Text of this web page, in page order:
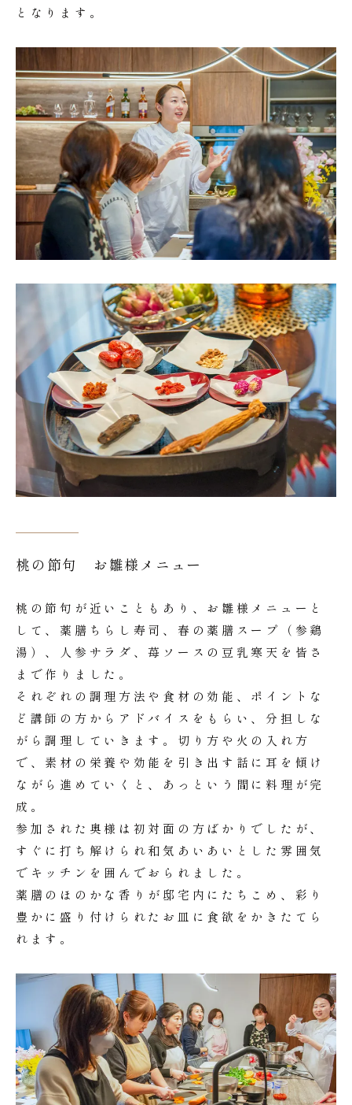
となります。
桃の節句 お雛様メニュー
桃の節句が近いこともあり、お雛様メニューと
して、薬膳ちらし寿司、春の薬膳スープ（参鶏
湯）、人参サラダ、苺ソースの豆乳寒天を皆さ
まで作りました。
それぞれの調理方法や食材の効能、ポイントな
ど講師の方からアドバイスをもらい、分担しな
がら調理していきます。切り方や火の入れ方
で、素材の栄養や効能を引き出す話に耳を傾け
ながら進めていくと、あっという間に料理が完
成。
参加された奥様は初対面の方ばかりでしたが、
すぐに打ち解けられ和気あいあいとした雰囲気
でキッチンを囲んでおられました。
薬膳のほのかな香りが邸宅内にたちこめ、彩り
豊かに盛り付けられたお皿に食欲をかきたてら
れます。